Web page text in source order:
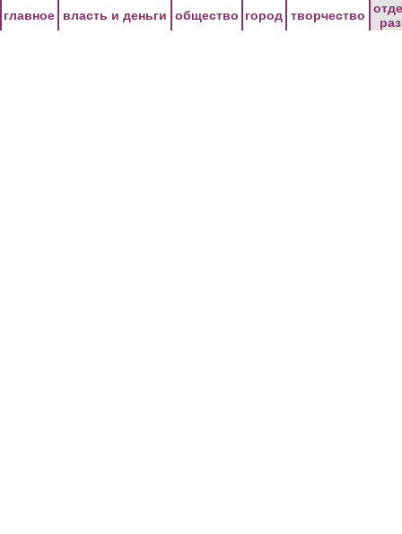
главное власть и деньги общество город творчество